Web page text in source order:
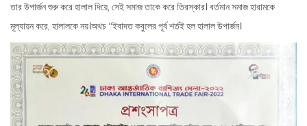
তার উপার্জন শুরু করে হালাল দিয়ে, সেই সমাজ তাকে করে তিরস্কার। বর্তমান সমাজ হারামকে
মূল্যায়ন করে, হালালকে নয়।অথচ “ইবাদত কবুলেরপূর্ব শর্তই হল হালাল উপার্জন।